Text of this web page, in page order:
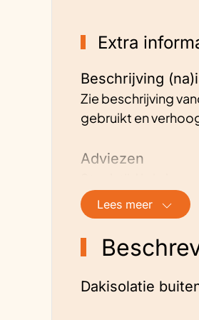
Extra
Beschrijving
Zie beschrijving
gebruikt en
Adviezen
goed en denken ze
toekomstig
Ervaringen
Het is van belang
oplossingen. Dan
Lees meer
Dakisolatie